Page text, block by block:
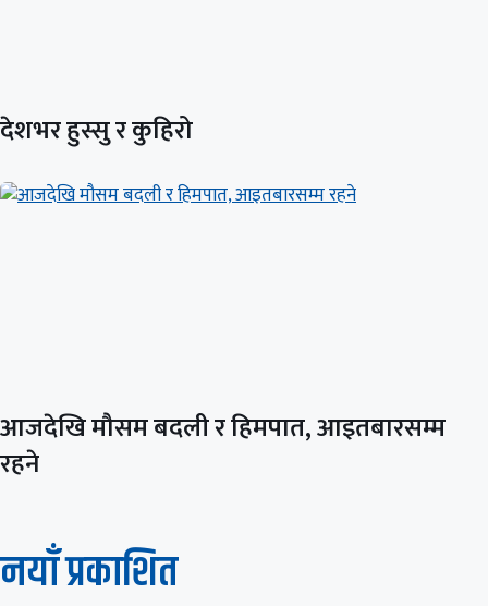
देशभर हुस्सु र कुहिरो
आजदेखि मौसम बदली र हिमपात, आइतबारसम्म
रहने
नयाँ प्रकाशित